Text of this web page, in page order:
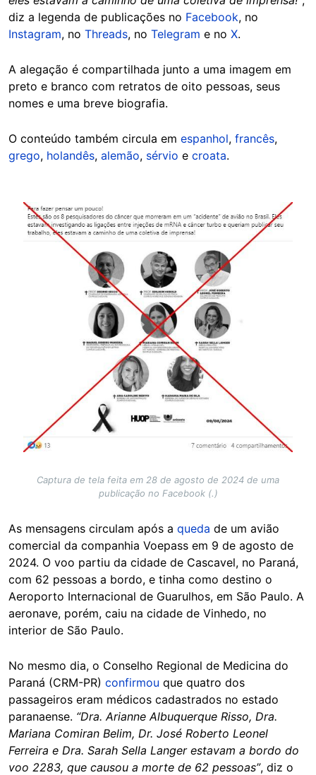
diz a legenda de publicações no Facebook, no
Instagram, no Threads, no Telegram e no X.
A alegação é compartilhada junto a uma imagem em
preto e branco com retratos de oito pessoas, seus
nomes e uma breve biografia.
O conteúdo também circula em espanhol, francês,
grego, holandês, alemão, sérvio e croata.
Image
Captura de tela feita em 28 de agosto de 2024 de uma
publicação no Facebook (.)
As mensagens circulam após a queda de um avião
comercial da companhia Voepass em 9 de agosto de
2024. O voo partiu da cidade de Cascavel, no Paraná,
com 62 pessoas a bordo, e tinha como destino o
Aeroporto Internacional de Guarulhos, em São Paulo. A
aeronave, porém, caiu na cidade de Vinhedo, no
interior de São Paulo.
No mesmo dia, o Conselho Regional de Medicina do
Paraná (CRM-PR) confirmou que quatro dos
passageiros eram médicos cadastrados no estado
paranaense. “Dra. Arianne Albuquerque Risso, Dra.
Mariana Comiran Belim, Dr. José Roberto Leonel
Ferreira e Dra. Sarah Sella Langer estavam a bordo do
voo 2283, que causou a morte de 62 pessoas”, diz o